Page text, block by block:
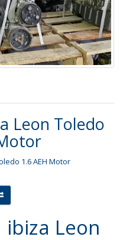
Leon Toledo
1.6 AEH Motor
Leon